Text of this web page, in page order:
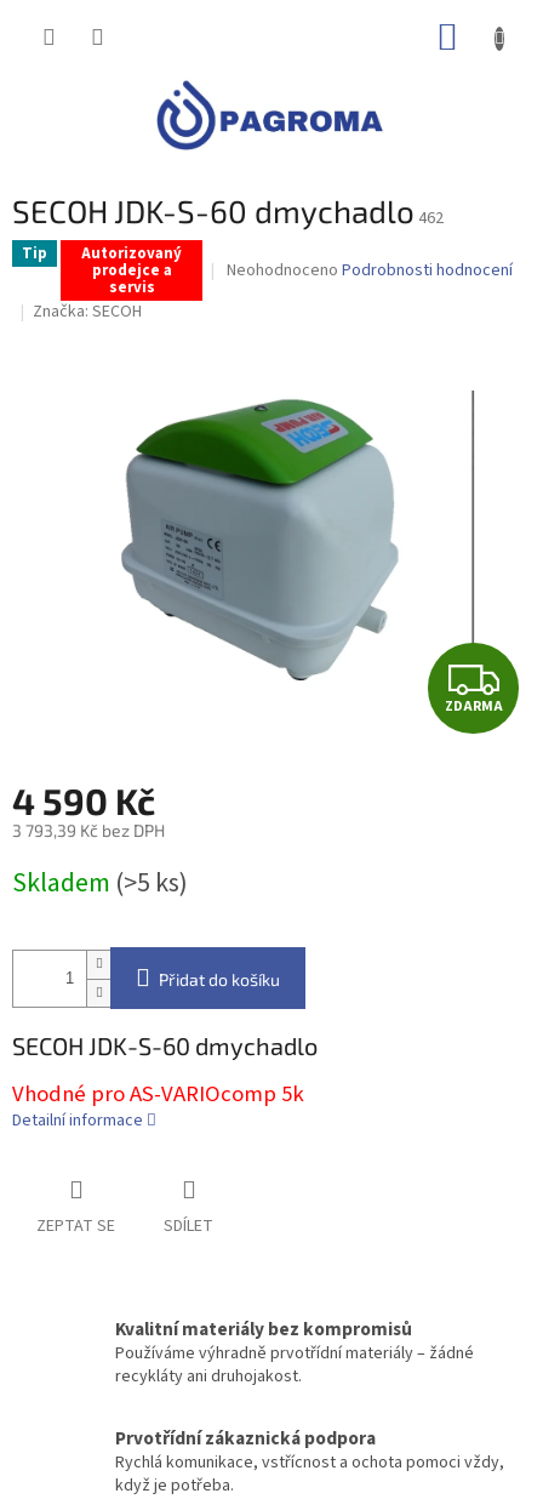
SECOH JDK-S-60 dmychadlo 462
Tip Autorizovaný
prodejce a
servis
Průměrné
5
hvězdiček.
Neohodnoceno Podrobnosti hodnocení
Značka: SECOH
Z
D
ZDARMA
4 590 Kč
3 793,39 Kč bez DPH
cena:
Skladem (>5 ks)
Přidat do košíku
SECOH JDK-S-60 dmychadlo
Vhodné pro AS-VARIOcomp 5k
Detailní informace
ZEPTAT SE SDÍLET
Kvalitní materiály bez kompromisů
Používáme výhradně prvotřídní materiály – žádné
recykláty ani druhojakost.
Prvotřídní zákaznická podpora
Rychlá komunikace, vstřícnost a ochota pomoci vždy,
když je potřeba.